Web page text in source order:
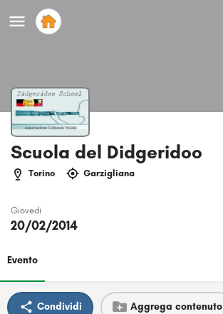
Scuola del Didgeridoo
Torino Garzigliana
Giovedi
20/02/2014
Evento
Condividi Aggrega contenuto